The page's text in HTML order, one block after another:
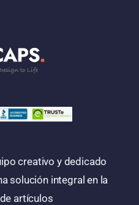
creativo y dedicado
solución integral en la
artículos